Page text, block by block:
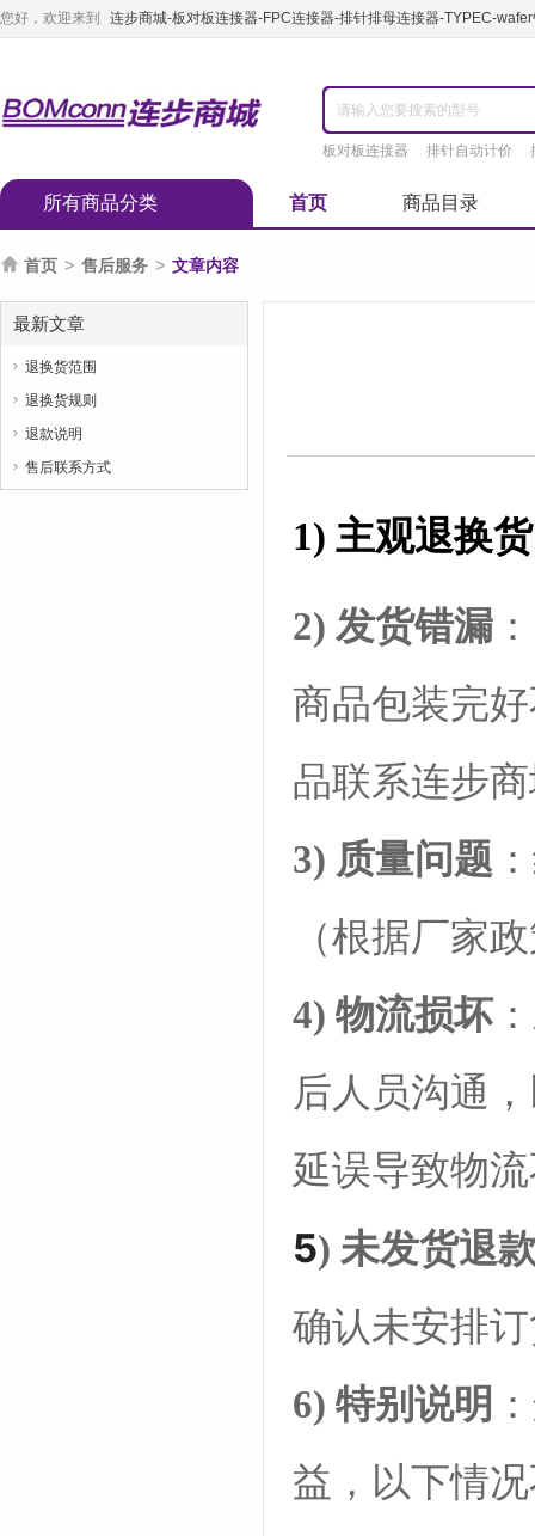
您好，欢迎来到 连步商城-板对板连接器-FPC连接器-排针排母连接器-TYPEC-
板对板连接器 排针自动计价
所有商品分类 首页 商品目录
 首页 > 售后服务 > 文章内容
最新文章
 退换货范围
 退换货规则
 退款说明
 售后联系方式
1) 主观退换货
2) 发货错漏
商品包装完
品联系连步
3) 质量问题
（根据厂家
4) 物流损坏
后人员沟通
延误导致物
5) 未发货退
确认未安排
6) 特别说明
益，以下情